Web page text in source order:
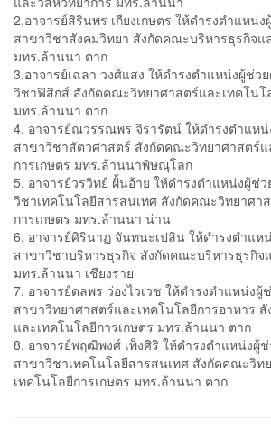
2.อาจารย์สิรินพร เกียงเกษตร ให้ดำรงตำแหน่
สาขาวิชาสังคมวิทยา สังกัดคณะบริหารธุรกิจแ
มทร.ล้านนา ตาก
3.อาจารย์เฉลา วงศ์แสง ให้ดำรงตำแหน่งผู้ช่ว
วิชาฟิสิกส์ สังกัดคณะวิทยาศาสตร์และเทคโนโ
มทร.ล้านนา ตาก
4. อาจารย์ณวรรณพร จิรารัตน์ ให้ดำรงตำแห
สาขาวิชาสัตวศาสตร์ สังกัดคณะวิทยาศาสตร์แ
การเกษตร มทร.ล้านนาพิษณุโลก
5. อาจารย์วรวิทย์ ฝั้นอ้าย ให้ดำรงตำแหน่งผู้ช่
วิชาเทคโนโลยีสารสนเทศ สังกัดคณะวิทยาศา
การเกษตร มทร.ล้านนา น่าน
6. อาจารย์ศิรินาฏ จันทนะเปลิน ให้ดำรงตำแห
สาขาวิชาบริหารธุรกิจ สังกัดคณะบริหารธุรกิจ
มทร.ล้านนา เชียงราย
7. อาจารย์ดลพร ว่องไวเวช ให้ดำรงตำแหน่งผู้
สาขาวิทยาศาสตร์และเทคโนโลยีการอาหาร
และเทคโนโลยีการเกษตร มทร.ล้านนา ตาก
8. อาจารย์พฤฒิพงศ์ เพ็งศิริ ให้ดำรงตำแหน่งผู้
สาขาวิชาเทคโนโลยีสารสนเทศ สังกัดคณะวิท
เทคโนโลยีการเกษตร มทร.ล้านนา ตาก